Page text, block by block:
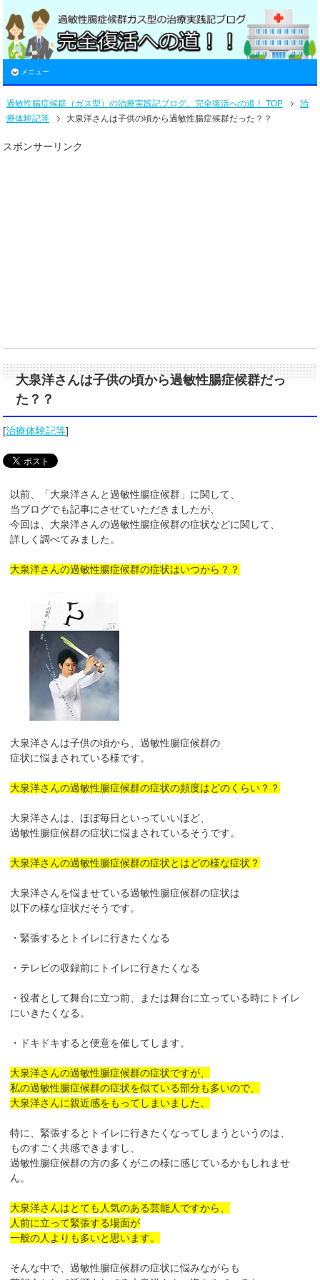
メニュー
過敏性腸症候群（ガス型）の治療実践記ブログ。完全復活への道！ TOP
治
療体験記等
大泉洋さんは子供の頃から過敏性腸症候群だった？？
スポンサーリンク
大泉洋さんは子供の頃から過敏性腸症候群だっ
た？？
[治療体験記等]
以前、「大泉洋さんと過敏性腸症候群」に関して、
当ブログでも記事にさせていただきましたが、
今回は、大泉洋さんの過敏性腸症候群の症状などに関して、
詳しく調べてみました。
大泉洋さんの過敏性腸症候群の症状はいつから？？
大泉洋さんは子供の頃から、過敏性腸症候群の
症状に悩まされている様です。
大泉洋さんの過敏性腸症候群の症状の頻度はどのくらい？？
大泉洋さんは、ほぼ毎日といっていいほど、
過敏性腸症候群の症状に悩まされているそうです。
大泉洋さんの過敏性腸症候群の症状とはどの様な症状？
大泉洋さんを悩ませている過敏性腸症候群の症状は
以下の様な症状だそうです。
・緊張するとトイレに行きたくなる
・テレビの収録前にトイレに行きたくなる
・役者として舞台に立つ前、または舞台に立っている時にトイレ
にいきたくなる。
・ドキドキすると便意を催してします。
大泉洋さんの過敏性腸症候群の症状ですが、
私の過敏性腸症候群の症状を似ている部分も多いので、
大泉洋さんに親近感をもってしまいました。
特に、緊張するとトイレに行きたくなってしまうというのは、
ものすごく共感できますし、
過敏性腸症候群の方の多くがこの様に感じているかもしれませ
ん。
大泉洋さんはとても人気のある芸能人ですから、
人前に立って緊張する場面が
一般の人よりも多いと思います。
そんな中で、過敏性腸症候群の症状に悩みながらも